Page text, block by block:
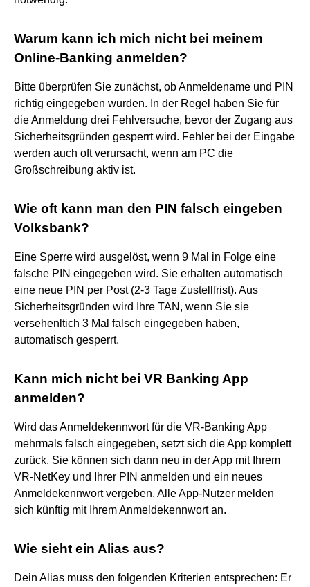
Warum kann ich mich nicht bei meinem
Online-Banking anmelden?
Bitte überprüfen Sie zunächst, ob Anmeldename und PIN
richtig eingegeben wurden. In der Regel haben Sie für
die Anmeldung drei Fehlversuche, bevor der Zugang aus
Sicherheitsgründen gesperrt wird. Fehler bei der Eingabe
werden auch oft verursacht, wenn am PC die
Großschreibung aktiv ist.
Wie oft kann man den PIN falsch eingeben
Volksbank?
Eine Sperre wird ausgelöst, wenn 9 Mal in Folge eine
falsche PIN eingegeben wird. Sie erhalten automatisch
eine neue PIN per Post (2-3 Tage Zustellfrist). Aus
Sicherheitsgründen wird Ihre TAN, wenn Sie sie
versehenltich 3 Mal falsch eingegeben haben,
automatisch gesperrt.
Kann mich nicht bei VR Banking App
anmelden?
Wird das Anmeldekennwort für die VR-Banking App
mehrmals falsch eingegeben, setzt sich die App komplett
zurück. Sie können sich dann neu in der App mit Ihrem
VR-NetKey und Ihrer PIN anmelden und ein neues
Anmeldekennwort vergeben. Alle App-Nutzer melden
sich künftig mit Ihrem Anmeldekennwort an.
Wie sieht ein Alias aus?
Dein Alias muss den folgenden Kriterien entsprechen: Er